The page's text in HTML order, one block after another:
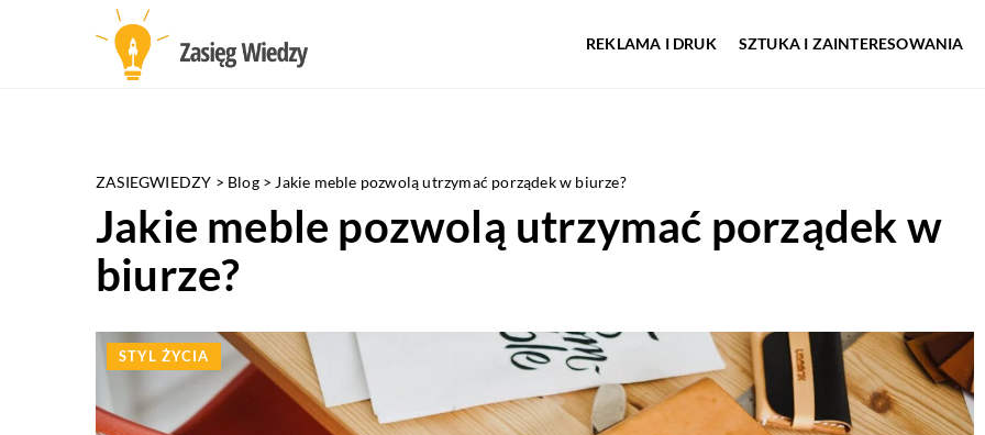
REKLAMA I DRUK SZTUKA I ZAINTERESOWANIA
ZASIEGWIEDZY > Blog> Jakie meble pozwolą utrzymać porządek w biurze?
Jakie meble pozwolą utrzymać porządek w
biurze?
STYL ŻYCIA